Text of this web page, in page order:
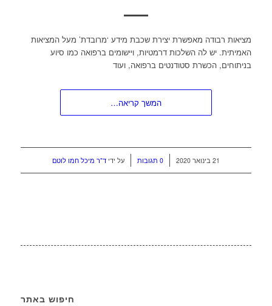
מציאות רבודה מאפשרת יצירת שכבת מידע ‘מרובדת’ מעל המציאות
האמיתית. יש לה השלכות דרמטיות, ויישומים ברפואה כמו סיוע
בניתוחים, הכשרת סטודנטים ברפואה, ועוד
המשך קריאה…
21 בינואר 2020 / 0 תגובות על ידי ד"ר מיכל חמו לוטם
חיפוש באתר